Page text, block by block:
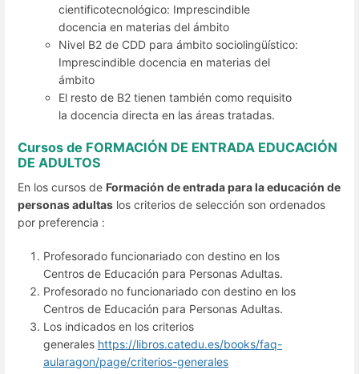
cientificotecnológico: Imprescindible
docencia en materias del ámbito
Nivel B2 de CDD para ámbito sociolingüístico:
Imprescindible docencia en materias del
ámbito
El resto de B2 tienen también como requisito
la docencia directa en las áreas tratadas.
Cursos de FORMACIÓN DE ENTRADA EDUCACIÓN
DE ADULTOS
En los cursos de Formación de entrada para la educación de
personas adultas los criterios de selección son ordenados
por preferencia :
Profesorado funcionariado con destino en los
Centros de Educación para Personas Adultas.
Profesorado no funcionariado con destino en los
Centros de Educación para Personas Adultas.
Los indicados en los criterios
generales https://libros.catedu.es/books/faq-
aularagon/page/criterios-generales